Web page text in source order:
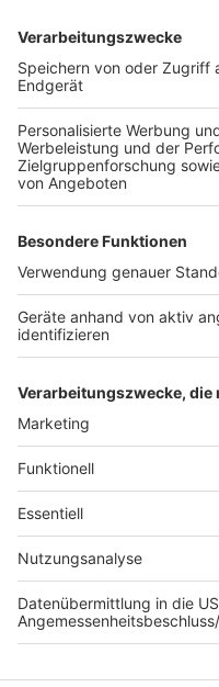
Allerdings bringen die
Problem: Viele
Wespen laufen auf
verunreinigen sie
sie oft den Zuckerguss
und müssen entsorgt
haben viele Bäckereien
lassen Waren mit
Filialen von Merzenich.
oder haben nur einen
Rest wird fernab der
Anzeige
Anzeige